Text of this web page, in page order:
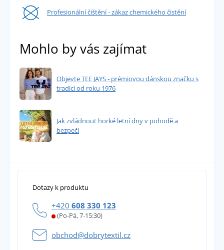
Profesionální čištění - zákaz chemického čistění
Mohlo by vás zajímat
Objevte TEE JAYS - prémiovou dánskou značku s
tradicí od roku 1976
Jak zvládnout horké letní dny v pohodě a
bezpečí
Dotazy k produktu
+420 608 330 123
(Po-Pá, 7-15:30)
obchod@dobrytextil.cz